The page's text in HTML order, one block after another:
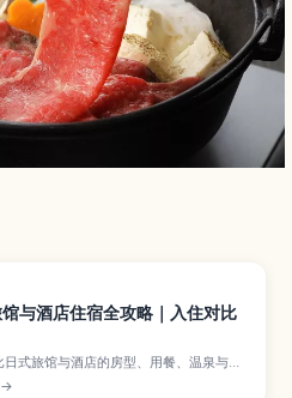
馆与酒店住宿全攻略｜入住对比
日式旅馆与酒店的房型、用餐、温泉与住
异，帮助你按行程与需求选对住宿。
→